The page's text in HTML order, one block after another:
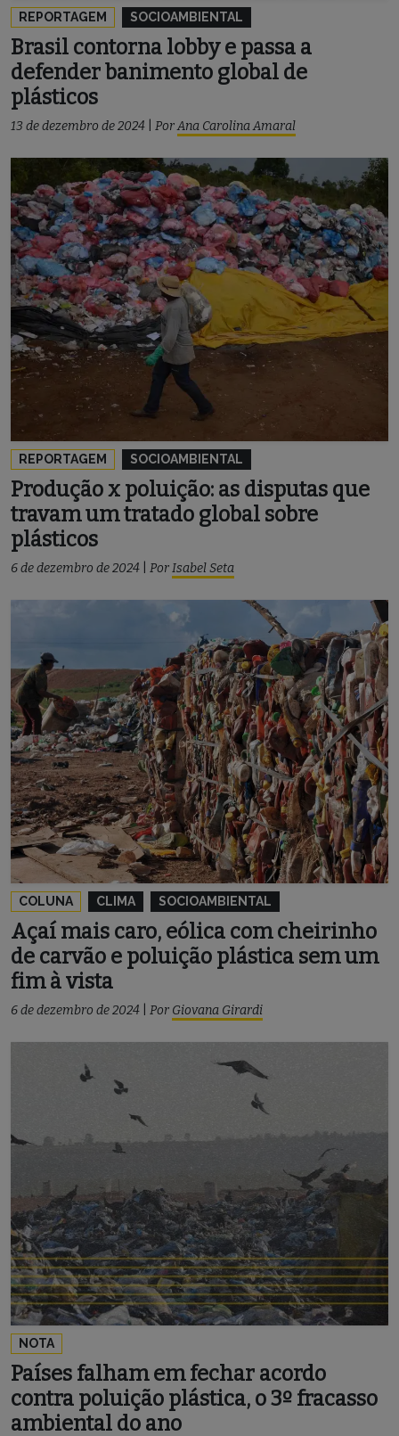
REPORTAGEM SOCIOAMBIENTAL
Brasil contorna lobby e passa a
defender banimento global de
plásticos
13 de dezembro de 2024 PorAna Carolina Amaral
REPORTAGEM SOCIOAMBIENTAL
Produção x poluição: as disputas que
travam um tratado global sobre
plásticos
6 de dezembro de 2024 PorIsabel Seta
COLUNA CLIMA SOCIOAMBIENTAL
Açaí mais caro, eólica com cheirinho
de carvão e poluição plástica sem um
fim à vista
6 de dezembro de 2024 Por Giovana Girardi
NOTA
Países falham em fechar acordo
contra poluição plástica, o 3º fracasso
ambiental do ano